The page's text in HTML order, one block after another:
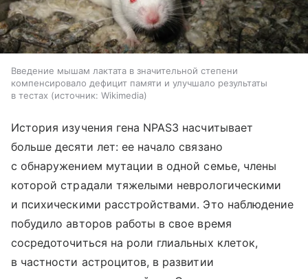
Введение мышам лактата в значительной степени
компенсировало дефицит памяти и улучшало результаты
в тестах
источник: Wikimedia
История изучения гена NPAS3 насчитывает
больше десяти лет: ее начало связано
с обнаружением мутации в одной семье, члены
которой страдали тяжелыми неврологическими
и психическими расстройствами. Это наблюдение
побудило авторов работы в свое время
сосредоточиться на роли глиальных клеток,
в частности астроцитов, в развитии